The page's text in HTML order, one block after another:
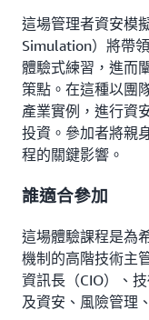
這場管理者資安模
Simulation）將帶
體驗式練習，進而
策點。在這種以團
產業實例，進行資
投資。參加者將親
程的關鍵影響。
誰適合參加
這場體驗課程是為
機制的高階技術主
資訊長（CIO）、
及資安、風險管理